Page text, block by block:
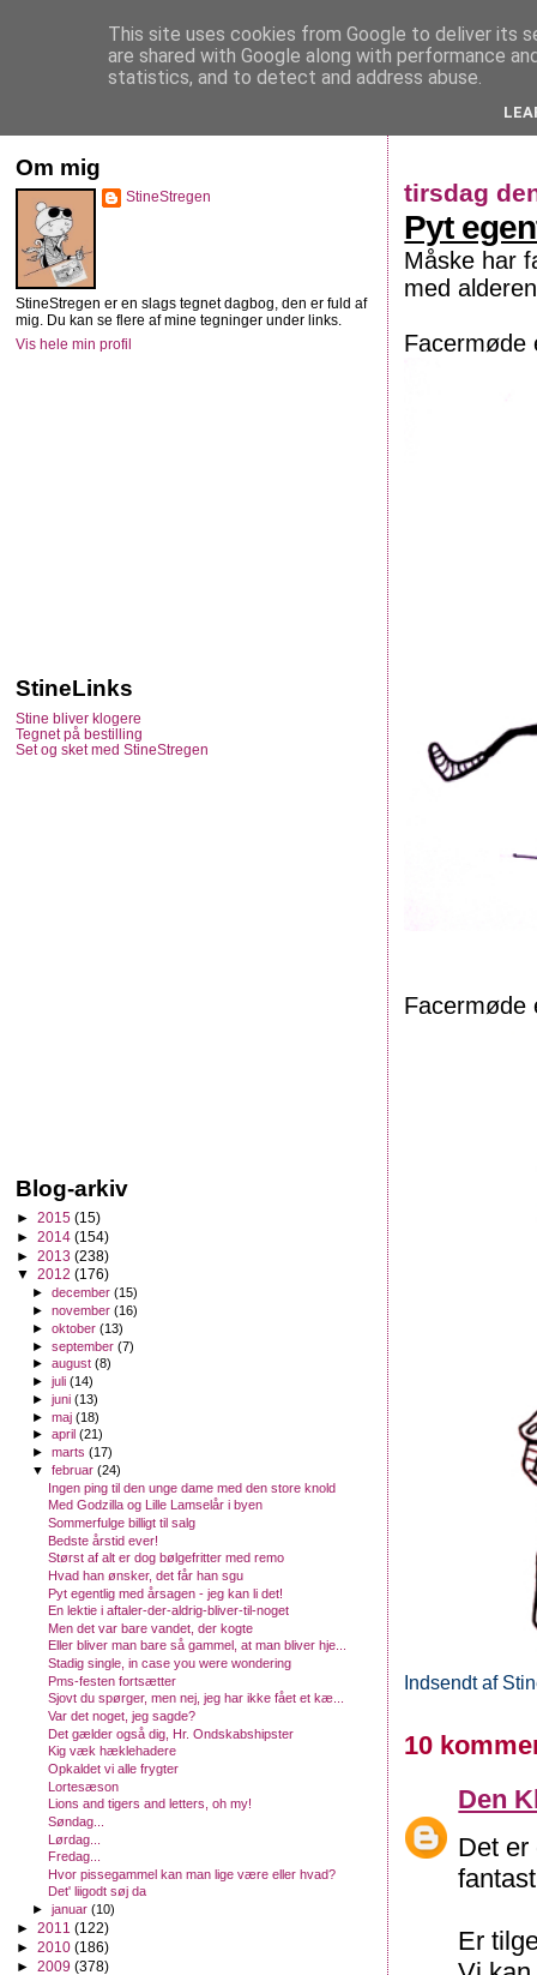
StineStregen
tirsdag
Pyt
Måske har
med
Facermøde
Facermøde
Indsendt af
10
Den
Det
Er
Om mig
StineStregen
StineStregen er en slags tegnet dagbog, den er fuld af
mig. Du kan se flere af mine tegninger under links.
Vis hele min profil
StineLinks
Stine bliver klogere
Tegnet på bestilling
Set og sket med StineStregen
Blog-arkiv
► 2015 (15)
► 2014 (154)
► 2013 (238)
▼ 2012 (176)
►december(15)
►november(16)
►oktober(13)
►september(7)
►august(8)
►juli(14)
►juni(13)
►maj(18)
►april(21)
►marts(17)
▼februar(24)
Ingen ping til den unge dame med den store knold
Med Godzilla og Lille Lamselår i byen
Sommerfulge billigt til salg
Bedste årstid ever!
Størst af alt er dog bølgefritter med remo
Hvad han ønsker, det får han sgu
Pyt egentlig med årsagen - jeg kan li det!
En lektie i aftaler-der-aldrig-bliver-til-noget
Men det var bare vandet, der kogte
Eller bliver man bare så gammel, at man bliver hje...
Stadig single, in case you were wondering
Pms-festen fortsætter
Sjovt du spørger, men nej, jeg har ikke fået et kæ...
Var det noget, jeg sagde?
Det gælder også dig, Hr. Ondskabshipster
Kig væk hæklehadere
Opkaldet vi alle frygter
Lortesæson
Lions and tigers and letters, oh my!
Søndag...
Lørdag...
Fredag...
Hvor pissegammel kan man lige være eller hvad?
Det' liigodt søj da
►januar(10)
► 2011 (122)
► 2010 (186)
► 2009 (378)
This site uses cookies from Google to deliver its
are shared with Google along with performance
statistics, and to detect and address abuse.